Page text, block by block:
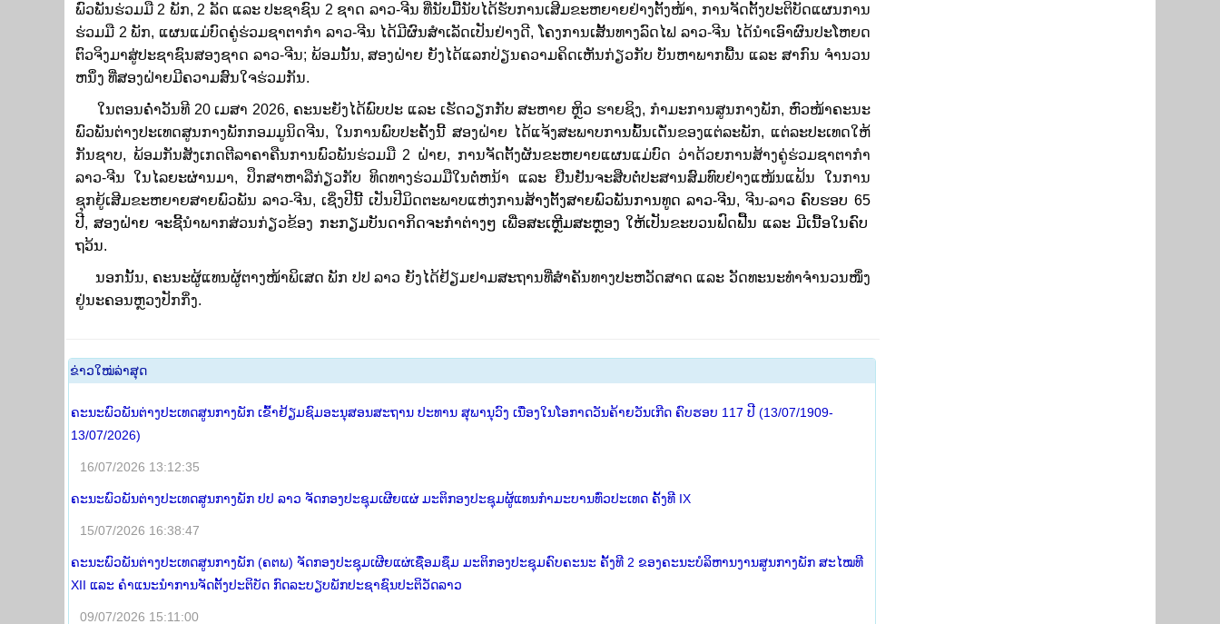
ພົວພັນຮ່ວມມື 2 ພັກ, 2 ລັດ ແລະ ປະຊາຊົນ 2 ຊາດ ລາວ-ຈີນ ທີ່ນັບມື້ນັບໄດ້ຮັບການເສີມຂະຫຍາຍຢ່າງຕັ້ງໜ້າ, ການຈັດຕັ້ງປະຕິບັດແຜນການ
ຮ່ວມມື 2 ພັກ, ແຜນແມ່ບົດຄູ່ຮ່ວມຊາຕາກໍາ ລາວ-ຈີນ ໄດ້ມີຜົນສໍາເລັດເປັນຢ່າງດີ, ໂຄງການເສັ້ນທາງລົດໄຟ ລາວ-ຈີນ ໄດ້ນຳເອົາຜົນປະໂຫຍດ
ຕົວຈິງມາສູ່ປະຊາຊົນສອງຊາດ ລາວ-ຈີນ; ພ້ອມນັ້ນ, ສອງຝ່າຍ ຍັງໄດ້ແລກປ່ຽນຄວາມຄິດເຫັນກ່ຽວ​ກັບ ບັນຫາພາກພື້ນ ແລະ ສາກົນ ຈຳນວນ​
ຫ​ນຶ່ງ ທີ່ສອງຝ່າຍມີຄວາມສົນໃຈຮ່ວມກັນ.
ໃນຕອນຄໍ່າວັນທີ 20 ເມສາ 2026, ຄະນະຍັງໄດ້​ພົບ​ປະ ​ແລະ ​ເຮັດ​ວຽກ​ກັບ ສະຫາຍ ຫຼິວ ຮາຍຊິງ, ກໍາມະການສູນກາງພັກ, ຫົວໜ້າ​ຄະນະ​
ພົວພັນ​ຕ່າ​ງປະ​ເທດ​ສູນ​ກາງ​ພັກກອມມູນິດຈີນ, ​ໃນ​ການ​ພົບ​ປະ​ຄັ້ງ​ນີ້ ສອງ​ຝ່າຍ​ ໄດ້ແຈ້ງສະພາບການພົ້ນເດັ່ນຂອງແຕ່ລະພັກ, ແຕ່ລະປະເທດໃຫ້
ກັນຊາບ, ພ້ອມກັນສັງເກດຕີລາຄາຄືນການພົວພັນຮ່ວມມື 2 ຝ່າຍ, ການຈັດຕັ້ງຜັນຂະຫຍາຍແຜນແມ່ບົດ ວ່າດ້ວຍການສ້າງຄູ່ຮ່ວມຊາຕາກໍາ
ລາວ-ຈີນ ໃນ​ໄລ​ຍະ​ຜ່ານ​ມາ, ປຶກ​ສາ​ຫາ​ລືກ່ຽວກັບ ​ທິດ​ທາງ​ຮ່ວມ​ມື​ໃນ​ຕໍ່​ຫ​ນ້າ ແລະ ຢືນຢັນຈະສືບຕໍ່ປະສານສົມທົບຢ່າງແໜ້ນແຟ້ນ ໃນການ
ຊຸກຍູ້ເສີມຂະຫຍາຍສາຍພົວພັນ ລາວ-ຈີນ, ເຊິ່ງປີນີ້ ເປັນປີມິດຕະພາບແຫ່ງການສ້າງຕັ້ງສາຍພົວພັນການທູດ ລາວ-ຈີນ,ຈີນ-ລາວ ຄົບຮອບ 65
ປີ, ສອງຝ່າຍ ຈະຊີ້ນໍາພາກສ່ວນກ່ຽວຂ້ອງ ກະກຽມບັນດາກິດຈະກໍາຕ່າງໆ ເພື່ອສະເຫຼີມສະຫຼອງ ໃຫ້ເປັນຂະບວນຟົດຟື້ນ ແລະ ມີເນື້ອໃນຄົບ
ຖວ້ນ.
ນອກນັ້ນ, ຄະນະຜູ້ແທນຜູ້ຕາງໜ້າພິເສດ ພັກ ປປ ລາວ ຍັງໄດ້ຢ້ຽມຢາມສະຖານທີ່ສຳຄັນທາງປະຫວັດສາດ ແລະ ວັດທະນະທຳຈໍານວນໜຶ່ງ
ຢູ່ນະຄອນຫຼວງປັກກິ່ງ.
​ຂ່າວ​ໃໝ່​ລ່າ​ສຸດ
ຄະນະພົວພັນຕ່າງປະເທດສູນກາງພັກ ເຂົ້າຢ້ຽມຊົມອະນຸສອນສະຖານ ປະທານ ສຸພານຸວົງ ເນື່ອງໃນໂອກາດວັນຄ້າຍວັນເກີດ ຄົບຮອບ 117 ປີ (13/07/1909-
13/07/2026)
16/07/2026 13:12:35
ຄະນະພົວພັນຕ່າງປະເທດສູນກາງພັກ ປປ ລາວ ຈັດກອງປະຊຸມເຜີຍແຜ່ ມະຕິກອງປະຊຸມຜູ້ແທນກຳມະບານທົ່ວປະເທດ ຄັ້ງທີ IX
15/07/2026 16:38:47
ຄະນະພົວພັນຕ່າງປະເທດສູນກາງພັກ (ຄຕພ) ຈັດກອງປະຊຸມເຜີຍແຜ່ເຊື່ອມຊຶມ ມະຕິກອງປະຊຸມຄົບຄະນະ ຄັ້ງທີ 2 ຂອງຄະນະບໍລິຫານງານສູນກາງພັກ ສະໄໝທີ
XII ແລະ ຄໍາແນະນໍາການຈັດຕັ້ງປະຕິບັດ ກົດລະບຽບພັກປະຊາຊົນປະຕິວັດລາວ
09/07/2026 15:11:00